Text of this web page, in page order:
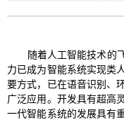
随着人工智能技术的
力已成为智能系统实现类
要方式，已在语音识别、
广泛应用。开发具有超高
一代智能系统的发展具有